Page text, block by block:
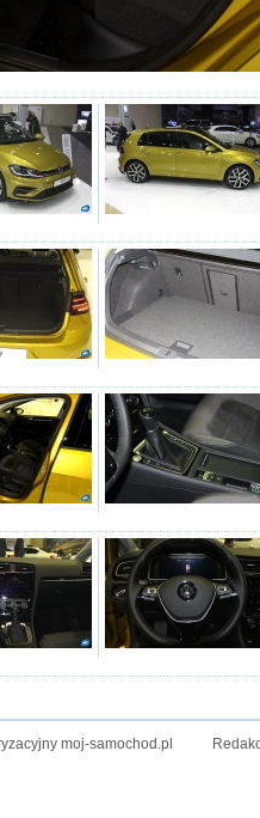
moj-samochod.pl